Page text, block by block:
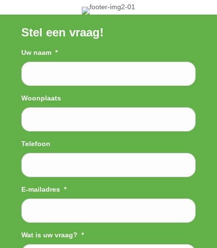
Stel een vraag!
Uw naam *
Woonplaats
Telefoon
E-mailadres *
Wat is uw vraag? *